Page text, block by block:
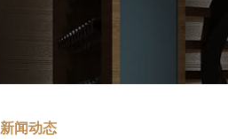
新闻动态